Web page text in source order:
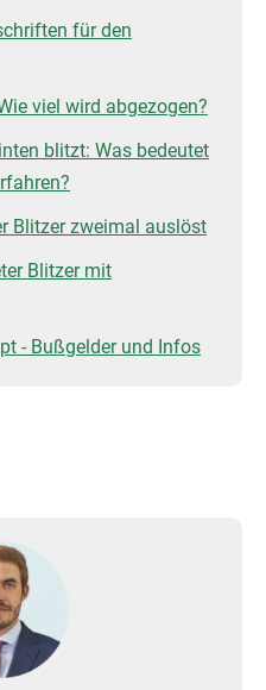
für den
viel wird abgezogen?
blitzt: Was bedeutet
Blitzer zweimal auslöst
Blitzer mit
- Bußgelder und Infos